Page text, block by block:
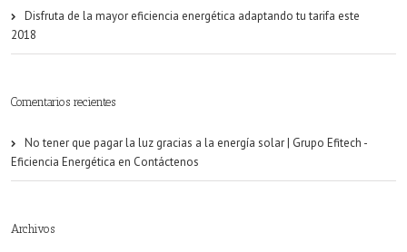
Disfruta de la mayor eficiencia energética adaptando tu tarifa este
2018
Comentarios recientes
No tener que pagar la luz gracias a la energía solar | Grupo Efitech -
Eficiencia Energética en Contáctenos
Archivos